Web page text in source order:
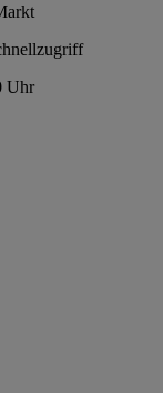
Uhr